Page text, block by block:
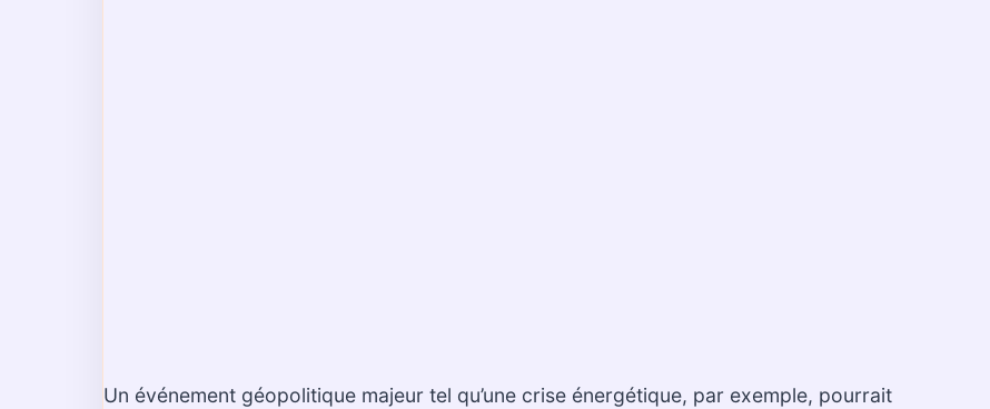
Un événement géopolitique majeur tel qu’une crise énergétique, par exemple, pourrait